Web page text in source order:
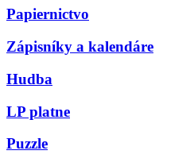
Papiernictvo
Zápisníky a kalendáre
Hudba
LP platne
Puzzle